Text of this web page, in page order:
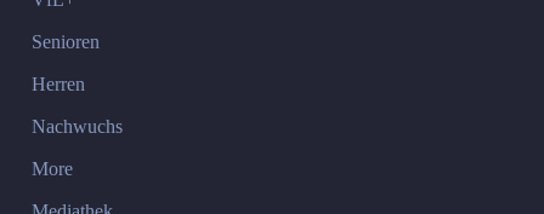
Senioren
Herren
Nachwuchs
More